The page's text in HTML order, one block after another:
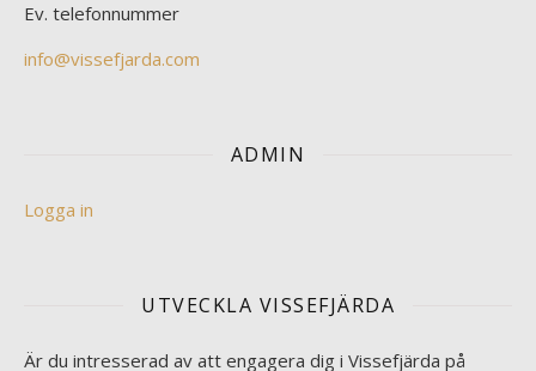
Ev. telefonnummer
info@vissefjarda.com
ADMIN
Logga in
UTVECKLA VISSEFJÄRDA
Är du intresserad av att engagera dig i Vissefjärda på